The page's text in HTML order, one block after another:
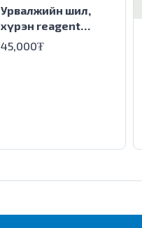
Урвалжийн шил,
хүрэн reagent
bottle Amber glass
2500ml
45,000₮